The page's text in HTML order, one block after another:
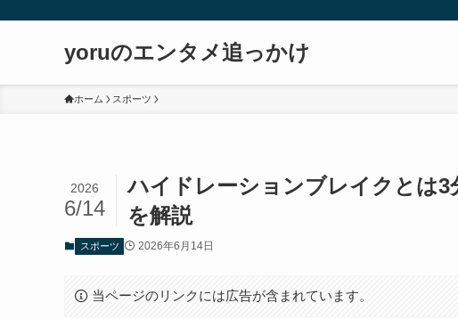
yoruのエンタメ追っかけ
ホーム スポーツ
ハイドレーションブレイクとは
を解説
2026
6/14
スポーツ 2026年6月14日
当ページのリンクには広告が含まれています。